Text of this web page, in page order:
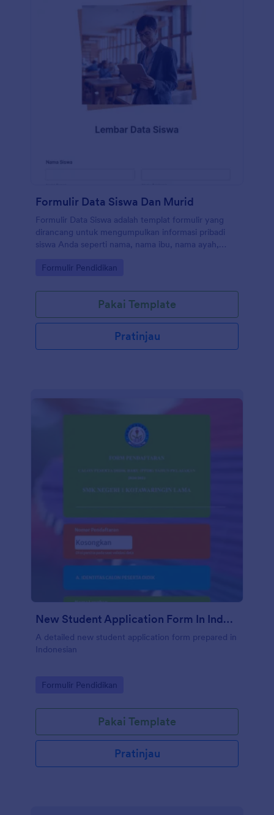
Formulir Data Siswa Dan Murid
Formulir Data Siswa adalah templat formulir yang
dirancang untuk mengumpulkan informasi pribadi
siswa Anda seperti nama, nama ibu, nama ayah,
alamat.
Go to Category:
Formulir Pendidikan
Pakai Template
Pratinjau
New Student Application Form In Indonesian
A detailed new student application form prepared in
Indonesian
Go to Category:
Formulir Pendidikan
Pakai Template
Pratinjau